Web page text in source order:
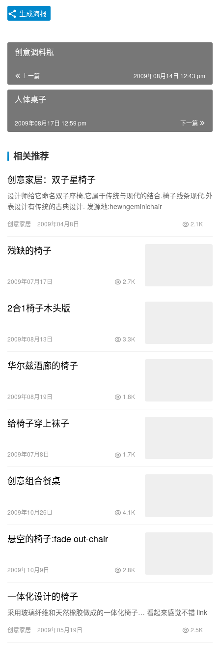
生成海报
创意调料瓶
上一篇 2009年08月14日 12:43 pm
人体桌子
下一篇
2009年08月17日 12:59 pm
相关推荐
创意家居：双子星椅子
设计师给它命名双子座椅,它属于传统与现代的结合.椅子线条现代,外
表设计有传统的古典设计. 发源地:hewngeminichair
创意家居 2009年04月8日 2.1K
残缺的椅子
2009年07月17日 2.7K
2合1椅子木头版
2009年08月13日 3.3K
华尔兹酒廊的椅子
2009年08月19日 1.8K
给椅子穿上袜子
2009年07月8日 1.7K
创意组合餐桌
2009年10月26日 4.1K
悬空的椅子:fade out-chair
2009年10月9日 2.8K
一体化设计的椅子
采用玻璃纤维和天然橡胶做成的一体化椅子… 看起来感觉不错 link
创意家居 2009年05月19日 2.5K